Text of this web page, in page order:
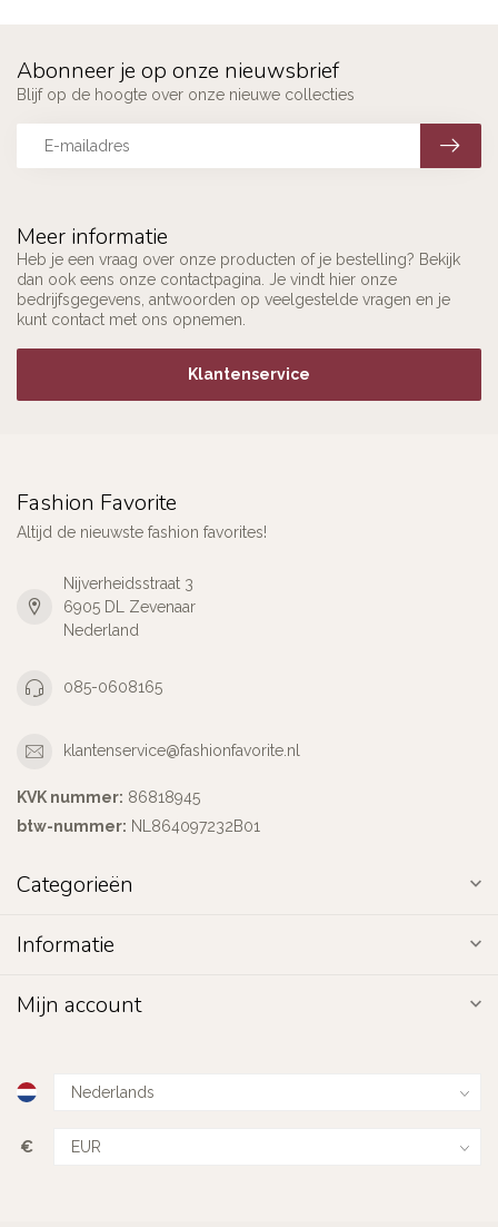
Meer informatie
Heb je een vraag over onze producten of je bestelling? Bekijk
dan ook eens onze contactpagina. Je vindt hier onze
bedrijfsgegevens, antwoorden op veelgestelde vragen en je
kunt contact met ons opnemen.
Klantenservice
Abonneer je op onze nieuwsbrief
Blijf op de hoogte over onze nieuwe collecties
Fashion Favorite
Altijd de nieuwste fashion favorites!
Nijverheidsstraat 3
6905 DL Zevenaar
Nederland
085-0608165
klantenservice@fashionfavorite.nl
KVK nummer: 86818945
btw-nummer: NL864097232B01
Categorieën
Informatie
Mijn account
€